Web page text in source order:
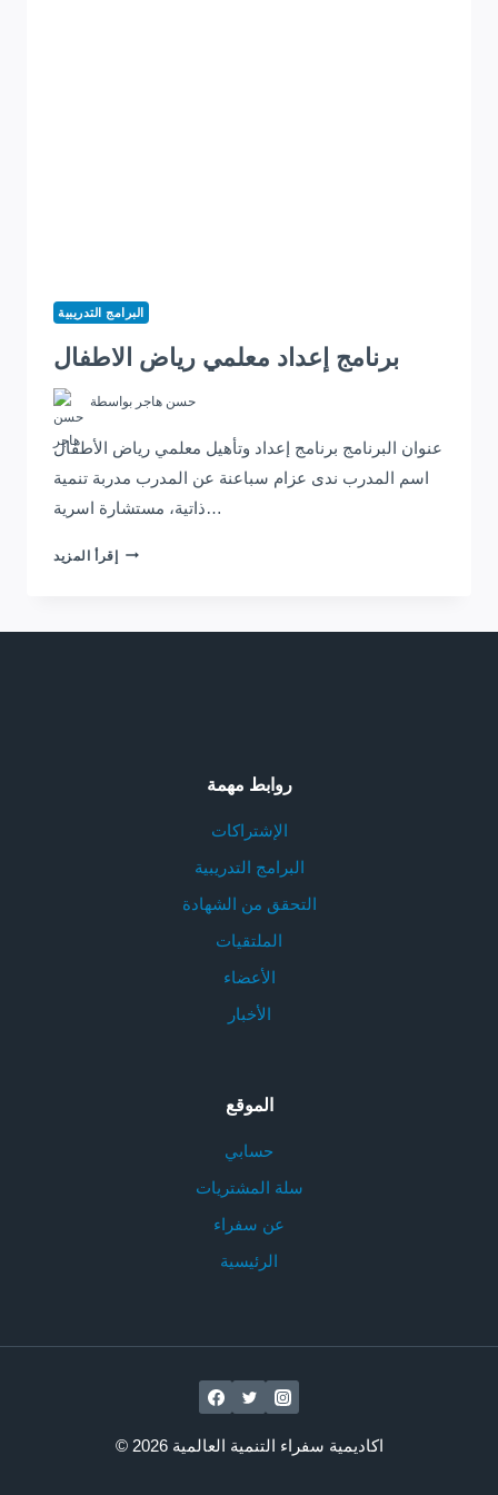
البرامج التدريبية
برنامج إعداد معلمي رياض الاطفال
بواسطة حسن هاجر
عنوان البرنامج برنامج إعداد وتأهيل معلمي رياض الأطفال
اسم المدرب ندى عزام سباعنة عن المدرب مدربة تنمية
ذاتية، مستشارة اسرية…
إقرأ المزيدبرنامج
روابط مهمة
الإشتراكات
البرامج التدريبية
التحقق من الشهادة
الملتقيات
الأعضاء
الأخبار
الموقع
حسابي
سلة المشتريات
عن سفراء
الرئيسية
© 2026 اكاديمية سفراء التنمية العالمية